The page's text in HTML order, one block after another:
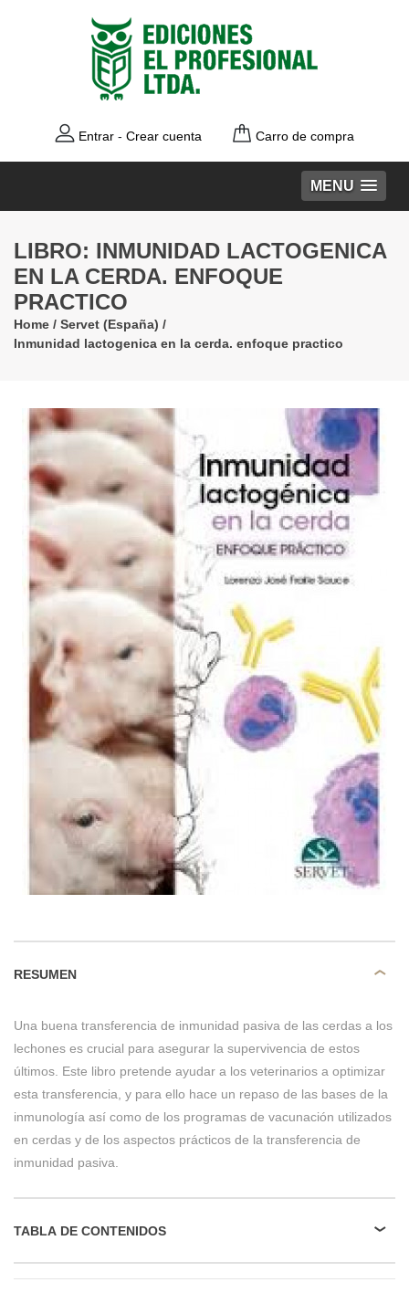
Entrar - Crear cuenta Carro de compra
MENU
LIBRO: INMUNIDAD LACTOGENICA
EN LA CERDA. ENFOQUE
PRACTICO
Home / Servet (España) /
Inmunidad lactogenica en la cerda. enfoque practico
RESUMEN
Una buena transferencia de inmunidad pasiva de las cerdas a los
lechones es crucial para asegurar la supervivencia de estos
últimos. Este libro pretende ayudar a los veterinarios a optimizar
esta transferencia, y para ello hace un repaso de las bases de la
inmunología así como de los programas de vacunación utilizados
en cerdas y de los aspectos prácticos de la transferencia de
inmunidad pasiva.
TABLA DE CONTENIDOS